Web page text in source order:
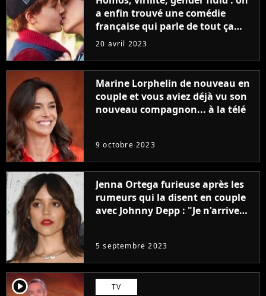
a enfin trouvé une comédie
française qui parle de tout ça
sans être super ringarde
20 avril 2023
Marine Lorphelin de nouveau en
couple et vous aviez déjà vu son
nouveau compagnon... à la télé
9 octobre 2023
Jenna Ortega furieuse après les
rumeurs qui la disent en couple
avec Johnny Depp : "Je n'arrive
5 septembre 2023
player2 TV